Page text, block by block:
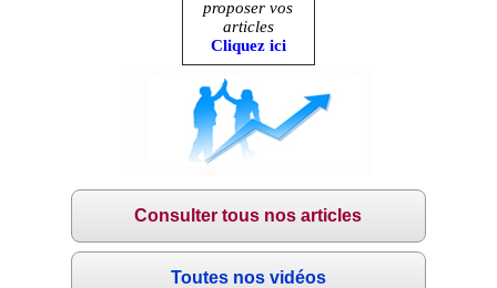
proposer vos
articles
Cliquez ici
Consulter tous nos articles
Toutes nos vidéos